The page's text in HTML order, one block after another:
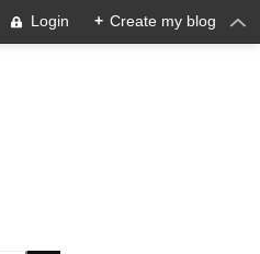
Login + Create my blog